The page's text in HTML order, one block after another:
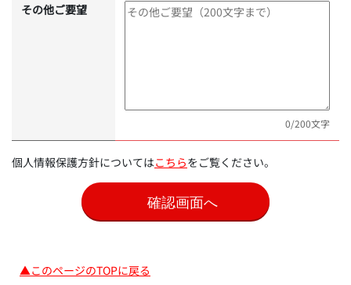
その他ご要望
0/200文字
個人情報保護方針についてはこちらをご覧ください。
▲このページのTOPに戻る